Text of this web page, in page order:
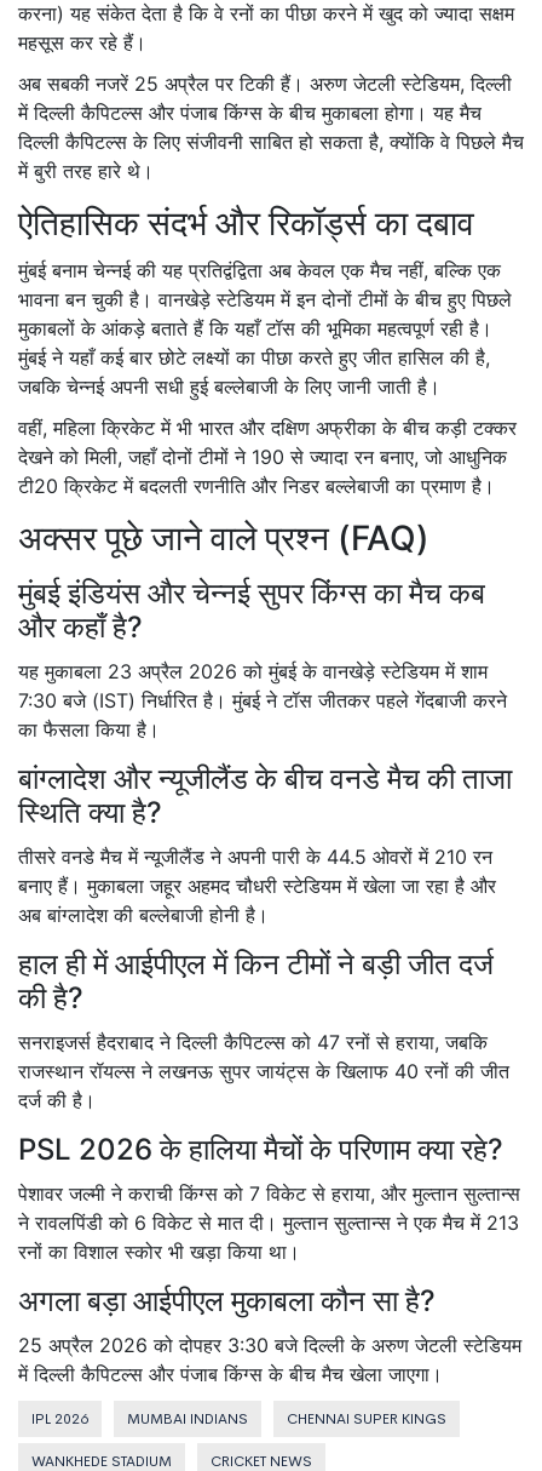
करना) यह संकेत देता है कि वे रनों का पीछा करने में खुद को ज्यादा सक्षम
महसूस कर रहे हैं।
अब सबकी नजरें 25 अप्रैल पर टिकी हैं। अरुण जेटली स्टेडियम, दिल्ली
में दिल्ली कैपिटल्स और पंजाब किंग्स के बीच मुकाबला होगा। यह मैच
दिल्ली कैपिटल्स के लिए संजीवनी साबित हो सकता है, क्योंकि वे पिछले मैच
में बुरी तरह हारे थे।
ऐतिहासिक संदर्भ और रिकॉर्ड्स का दबाव
मुंबई बनाम चेन्नई की यह प्रतिद्वंद्विता अब केवल एक मैच नहीं, बल्कि एक
भावना बन चुकी है। वानखेड़े स्टेडियम में इन दोनों टीमों के बीच हुए पिछले
मुकाबलों के आंकड़े बताते हैं कि यहाँ टॉस की भूमिका महत्वपूर्ण रही है।
मुंबई ने यहाँ कई बार छोटे लक्ष्यों का पीछा करते हुए जीत हासिल की है,
जबकि चेन्नई अपनी सधी हुई बल्लेबाजी के लिए जानी जाती है।
वहीं, महिला क्रिकेट में भी भारत और दक्षिण अफ्रीका के बीच कड़ी टक्कर
देखने को मिली, जहाँ दोनों टीमों ने 190 से ज्यादा रन बनाए, जो आधुनिक
टी20 क्रिकेट में बदलती रणनीति और निडर बल्लेबाजी का प्रमाण है।
अक्सर पूछे जाने वाले प्रश्न (FAQ)
मुंबई इंडियंस और चेन्नई सुपर किंग्स का मैच कब
और कहाँ है?
यह मुकाबला 23 अप्रैल 2026 को मुंबई के वानखेड़े स्टेडियम में शाम
7:30 बजे (IST) निर्धारित है। मुंबई ने टॉस जीतकर पहले गेंदबाजी करने
का फैसला किया है।
बांग्लादेश और न्यूजीलैंड के बीच वनडे मैच की ताजा
स्थिति क्या है?
तीसरे वनडे मैच में न्यूजीलैंड ने अपनी पारी के 44.5 ओवरों में 210 रन
बनाए हैं। मुकाबला जहूर अहमद चौधरी स्टेडियम में खेला जा रहा है और
अब बांग्लादेश की बल्लेबाजी होनी है।
हाल ही में आईपीएल में किन टीमों ने बड़ी जीत दर्ज
की है?
सनराइजर्स हैदराबाद ने दिल्ली कैपिटल्स को 47 रनों से हराया, जबकि
राजस्थान रॉयल्स ने लखनऊ सुपर जायंट्स के खिलाफ 40 रनों की जीत
दर्ज की है।
PSL 2026 के हालिया मैचों के परिणाम क्या रहे?
पेशावर जल्मी ने कराची किंग्स को 7 विकेट से हराया, और मुल्तान सुल्तान्स
ने रावलपिंडी को 6 विकेट से मात दी। मुल्तान सुल्तान्स ने एक मैच में 213
रनों का विशाल स्कोर भी खड़ा किया था।
अगला बड़ा आईपीएल मुकाबला कौन सा है?
25 अप्रैल 2026 को दोपहर 3:30 बजे दिल्ली के अरुण जेटली स्टेडियम
में दिल्ली कैपिटल्स और पंजाब किंग्स के बीच मैच खेला जाएगा।
IPL 2026 MUMBAI INDIANS CHENNAI SUPER KINGS
WANKHEDE STADIUM CRICKET NEWS